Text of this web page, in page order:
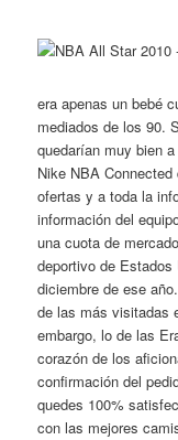
era apenas un bebé
mediados de los 90.
quedarían muy bien
Nike NBA
ofertas y a toda la
información del
una cuota de
deportivo de
diciembre de ese
de las más visitadas
embargo, lo de las
corazón de los
confirmación del
quedes 100%
con las mejores